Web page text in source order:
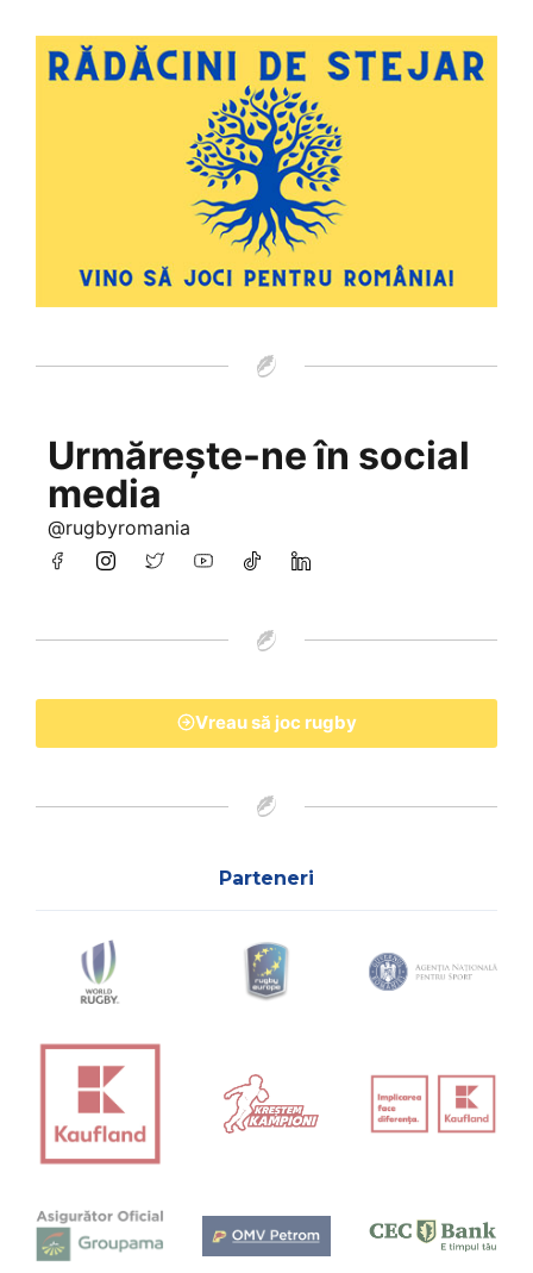
Urmărește-ne în social
media
@rugbyromania
Vreau să joc rugby
Parteneri